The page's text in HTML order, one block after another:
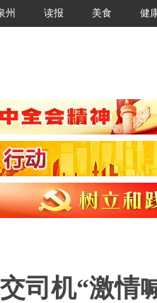
州 读报 美食 健
司机“激情